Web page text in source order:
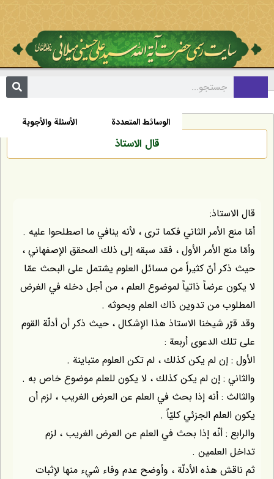
الأسئلة والأجوبة الوسائط المتعددة
قال الاستاذ
قال الاستاذ:
أمّا منع الأمر الثاني فكما ترى ، لأنه ينافي ما اصطلحوا عليه .
وأمّا منع الأمر الأول ، فقد سبقه إلى ذلك المحقق الإصفهاني ،
حيث ذكر أنّ كثيراً من مسائل العلوم يشتمل على البحث عمّا
لا يكون عرضاً ذاتياً لموضوع العلم ، من أجل دخله في الغرض
المطلوب من تدوين ذاك العلم وبحوثه .
وقد قرّر شيخنا الاستاذ هذا الإشكال ، حيث ذكر أن أدلّة القوم
على تلك الدعوى أربعة :
الأول : إن لم يكن كذلك ، لم تكن العلوم متباينة .
والثاني : إن لم يكن كذلك ، لا يكون للعلم موضوع خاص به .
والثالث : أنه إذا بحث في العلم عن العرض الغريب ، لزم أن
يكون العلم الجزئي كليّاً .
والرابع : أنّه إذا بحث في العلم عن العرض الغريب ، لزم
تداخل العلمين .
ثم ناقش هذه الأدلّة ، وأوضح عدم وفاء شيء منها لإثبات